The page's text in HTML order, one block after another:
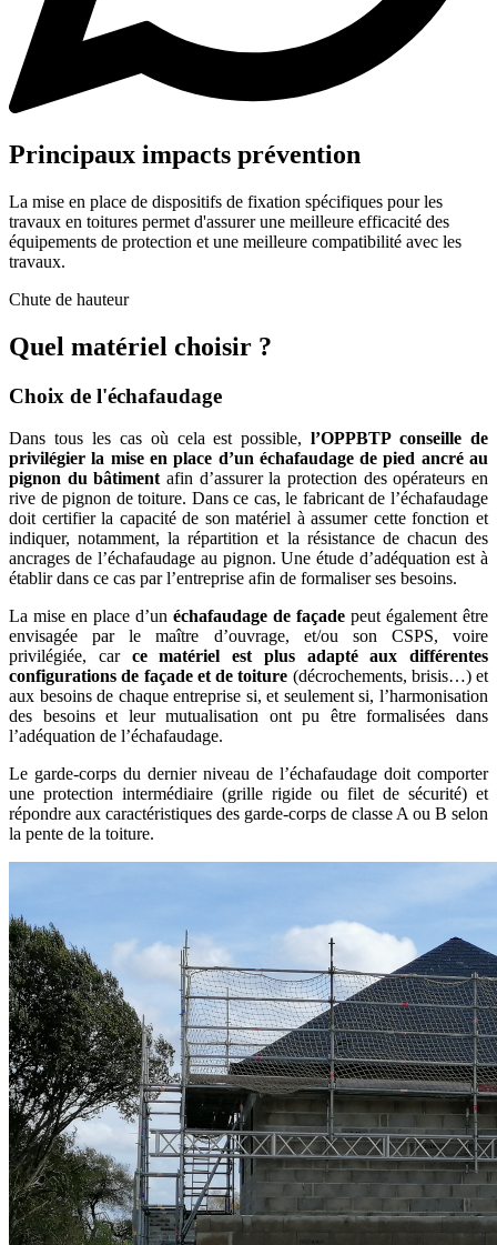
Principaux impacts prévention
La mise en place de dispositifs de fixation spécifiques pour les
travaux en toitures permet d'assurer une meilleure efficacité des
équipements de protection et une meilleure compatibilité avec les
travaux.
Chute de hauteur
Quel matériel choisir ?
Choix de l'échafaudage
Dans tous les cas où cela est possible,l’OPPBTP conseille de
privilégier la mise en place d’un échafaudage de pied ancré au
pignon du bâtimentafin d’assurer la protection des opérateurs en
rive de pignon de toiture. Dans ce cas, le fabricant de l’échafaudage
doit certifier la capacité de son matériel à assumer cette fonction et
indiquer, notamment, la répartition et la résistance de chacun des
ancrages de l’échafaudage au pignon. Une étude d’adéquation est à
établir dans ce cas par l’entreprise afin de formaliser ses besoins.
La mise en place d’un échafaudage de façade peut également être
envisagée par le maître d’ouvrage, et/ou son CSPS, voire
privilégiée, car ce matériel est plus adapté aux différentes
configurations de façade et de toiture (décrochements, brisis…) et
aux besoins de chaque entreprise si, et seulement si, l’harmonisation
des besoins et leur mutualisation ont pu être formalisées dans
l’adéquation de l’échafaudage.
Le garde-corps du dernier niveau de l’échafaudage doit comporter
une protection intermédiaire (grille rigide ou filet de sécurité) et
répondre aux caractéristiques des garde-corps de classe A ou B selon
la pente de la toiture.